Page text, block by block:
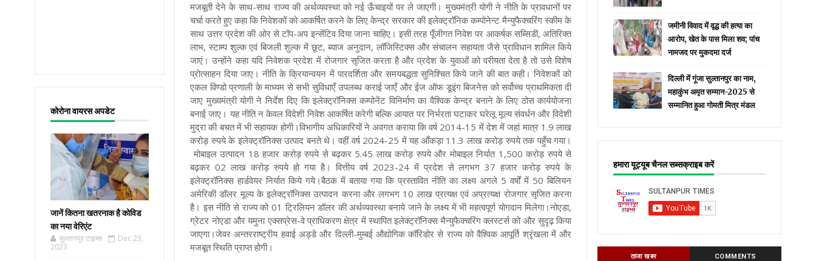
कोरोना वायरस अपडेट
जानें कितना खतरनाक है कोविड
का नया वेरिएंट
सुल्तानपुर टाइम्स
Dec 23,
2023
मजबूती देने के साथ-साथ राज्य की अर्थव्यवस्था को नई ऊँचाइयों पर ले जाएगी। मुख्यमंत्री योगी ने नीति के प्रावधानों पर
चर्चा करते हुए कहा कि निवेशकों को आकर्षित करने के लिए केन्द्र सरकार की इलेक्ट्रॉनिक कम्पोनेन्ट मैन्युफैक्चरिंग स्कीम के
साथ उत्तर प्रदेश की ओर से टॉप-अप इन्सेंटिव दिया जाना चाहिए। इसी तरह पूँजीगत निवेश पर आकर्षक सब्सिडी, अतिरिक्त
लाभ, स्टाम्प शुल्क एवं बिजली शुल्क में छूट, ब्याज अनुदान, लॉजिस्टिक्स और संचालन सहायता जैसे प्राविधान शामिल किये
जाएं।उन्होंने कहा यदि निवेशक प्रदेश में रोजगार सृजित करता है और प्रदेश के युवाओं को वरीयता देता है तो उसे विशेष
प्रोत्साहन दिया जाए। नीति के क्रियान्वयन में पारदर्शिता और समयबद्धता सुनिश्चित किये जाने की बात कही। निवेशकों को
एकल विण्डो प्रणाली के माध्यम से सभी सुविधाएँ उपलब्ध कराई जाएँ और ईज ऑफ डूइंग बिजनेस को सर्वोच्च प्राथमिकता दी
जाए मुख्यमंत्री योगी ने निर्देश दिए कि इलेक्ट्रॉनिक्स कम्पोनेंट विनिर्माण का वैश्विक केन्द्र बनाने के लिए ठोस कार्ययोजना
बनाई जाए। यह नीति न केवल विदेशी निवेश आकर्षित करेगी बल्कि आयात पर निर्भरता घटाकर घरेलू मूल्य संवर्धन और विदेशी
मुद्रा की बचत में भी सहायक होगी।विभागीय अधिकारियों ने अवगत कराया कि वर्ष 2014-15 में देश में जहां मात्र 1.9 लाख
करोड़ रुपये के इलेक्ट्रॉनिक्स उत्पाद बनते थे। वहीं वर्ष 2024-25 में यह आँकड़ा 11.3 लाख करोड़ रुपये तक पहुँच गया।
मोबाइल उत्पादन 18 हजार करोड़ रुपये से बढ़कर 5.45 लाख करोड़ रुपये और मोबाइल निर्यात 1,500 करोड़ रुपये से
बढ़कर 02 लाख करोड़ रुपये हो गया है। वित्तीय वर्ष 2023-24 में प्रदेश से लगभग 37 हजार करोड़ रुपये के
इलेक्ट्रॉनिक्स हार्डवेयर निर्यात किये गये।बैठक में बताया गया कि प्रस्तावित नीति का लक्ष्य अगले 5 वर्षों में 50 बिलियन
अमेरिकी डॉलर मूल्य के इलेक्ट्रॉनिक्स उत्पादन करना और लगभग 10 लाख प्रत्यक्ष एवं अप्रत्यक्ष रोजगार सृजित करना
है। इस नीति से राज्य को 01 ट्रिलियन डॉलर की अर्थव्यवस्था बनाये जाने के लक्ष्य में भी महत्वपूर्ण योगदान मिलेगा।नोएडा,
ग्रेटर नोएडा और यमुना एक्सप्रेस-वे प्राधिकरण क्षेत्र में स्थापित इलेक्ट्रॉनिक्स मैन्युफैक्चरिंग क्लस्टर्स को और सुदृढ़ किया
जाएगा।जेवर अन्तरराष्ट्रीय हवाई अड्डे और दिल्ली-मुम्बई औद्योगिक कॉरिडोर से राज्य को वैश्विक आपूर्ति श्रृंखला में और
मजबूत स्थिति प्राप्त होगी।
जमीनी विवाद में वृद्ध की हत्या का
आरोप, खेत के पास मिला शव; पांच
नामजद पर मुकदमा दर्ज
दिल्ली में गूंजा सुल्तानपुर का नाम,
महाकुंभ अमृत सम्मान-2025 से
सम्मानित हुआ गोमती मित्र मंडल
हमारा यूट्यूब चैनल सब्सक्राइब करें
ताजा खबर COMMENTS